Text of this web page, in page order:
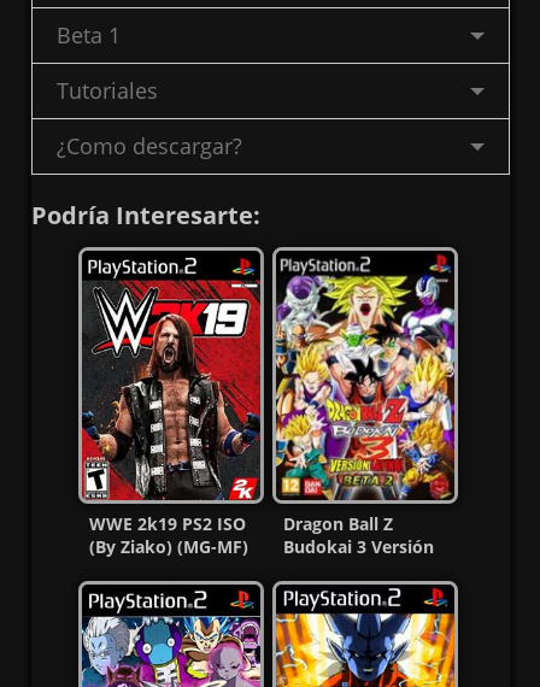
Beta 1
Tutoriales
¿Como descargar?
Podría Interesarte:
WWE 2k19 PS2 ISO
(By Ziako) (MG-MF)
Dragon Ball Z
Budokai 3 Versión
(Ntsc) MF